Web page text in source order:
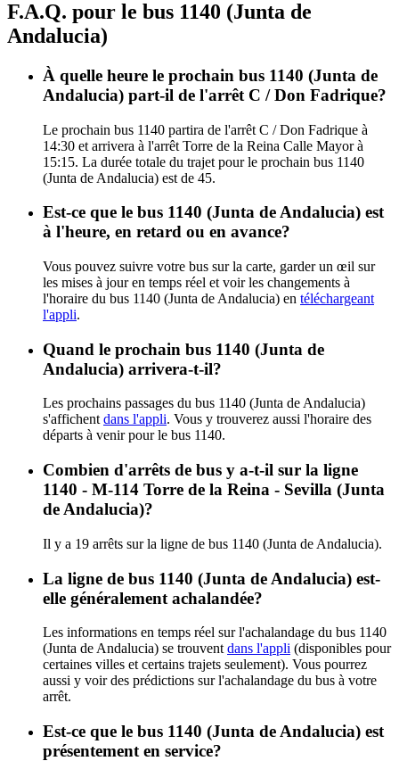
F.A.Q. pour le bus 1140 (Junta de
Andalucia)
À quelle heure le prochain bus 1140 (Junta de
Andalucia) part-il de l'arrêt C / Don Fadrique?
Le prochain bus 1140 partira de l'arrêt C / Don Fadrique à
14:30 et arrivera à l'arrêt Torre de la Reina Calle Mayor à
15:15. La durée totale du trajet pour le prochain bus 1140
(Junta de Andalucia) est de 45.
Est-ce que le bus 1140 (Junta de Andalucia) est
à l'heure, en retard ou en avance?
Vous pouvez suivre votre bus sur la carte, garder un œil sur
les mises à jour en temps réel et voir les changements à
l'horaire du bus 1140 (Junta de Andalucia) en téléchargeant
l'appli.
Quand le prochain bus 1140 (Junta de
Andalucia) arrivera-t-il?
Les prochains passages du bus 1140 (Junta de Andalucia)
s'affichent dans l'appli. Vous y trouverez aussi l'horaire des
départs à venir pour le bus 1140.
Combien d'arrêts de bus y a-t-il sur la ligne
1140 - M-114 Torre de la Reina - Sevilla (Junta
de Andalucia)?
Il y a 19 arrêts sur la ligne de bus 1140 (Junta de Andalucia).
La ligne de bus 1140 (Junta de Andalucia) est-
elle généralement achalandée?
Les informations en temps réel sur l'achalandage du bus 1140
(Junta de Andalucia) se trouvent dans l'appli (disponibles pour
certaines villes et certains trajets seulement). Vous pourrez
aussi y voir des prédictions sur l'achalandage du bus à votre
arrêt.
Est-ce que le bus 1140 (Junta de Andalucia) est
présentement en service?